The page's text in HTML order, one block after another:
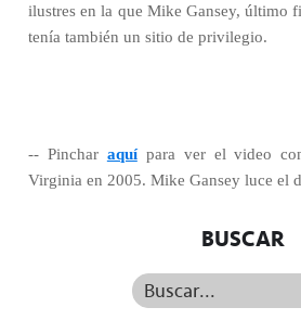
ilustres en la que Mike Gansey, último
tenía también un sitio de privilegio.
-- Pinchar aquípara ver el video
Virginia en 2005. Mike Gansey luce el
BUSCAR
Buscar...